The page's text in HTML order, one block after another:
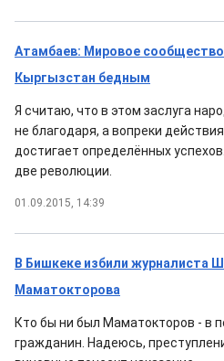
Атамбаев: Мировое
Кыргызстан бедным
Я считаю, что в этом заслуга
не благодаря, а вопреки
достигает определённых
две революции.
01.09.2015, 14:39
В Бишкеке избили журналиста
Маматокторова
Кто бы ни был Маматокторов - в
гражданин. Надеюсь,